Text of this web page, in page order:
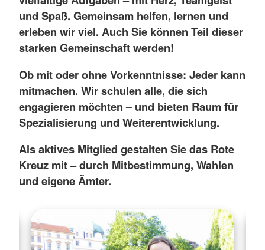
und Spaß. Gemeinsam helfen, lernen und
erleben wir viel. Auch Sie können Teil dieser
starken Gemeinschaft werden!
Ob mit oder ohne Vorkenntnisse: Jeder kann
mitmachen. Wir schulen alle, die sich
engagieren möchten – und bieten Raum für
Spezialisierung und Weiterentwicklung.
Als aktives Mitglied gestalten Sie das Rote
Kreuz mit – durch Mitbestimmung, Wahlen
und eigene Ämter.